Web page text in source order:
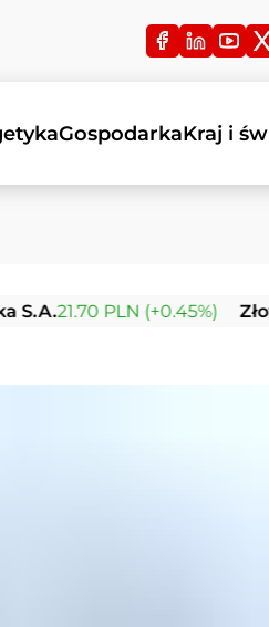
GospodarkaKraj i
PLN (+0.45%) Złoto 4